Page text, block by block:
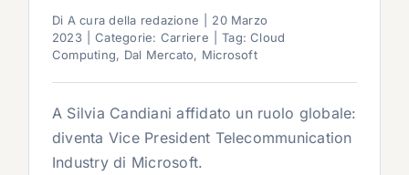
Di A cura della redazione
20 Marzo
2023
Categorie: Carriere Tag:Cloud
Computing, Dal Mercato, Microsoft
A Silvia Candiani affidato un ruolo globale:
diventa Vice President Telecommunication
Industry di Microsoft.